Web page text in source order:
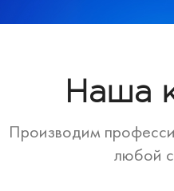
Наша
Производим
любой